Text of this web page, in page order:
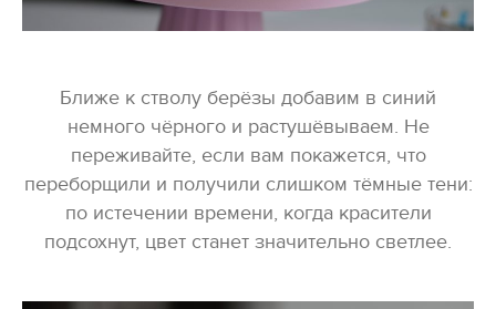
Ближе к стволу берёзы добавим в синий
немного чёрного и растушёвываем. Не
переживайте, если вам покажется, что
переборщили и получили слишком тёмные тени:
по истечении времени, когда красители
подсохнут, цвет станет значительно светлее.